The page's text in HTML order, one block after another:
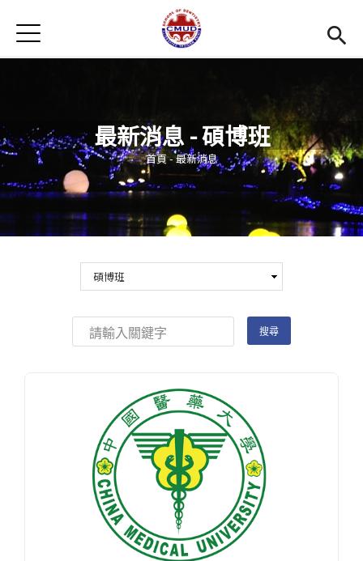
首頁
招生訊息
Open
系所簡介
Open
教學環境
Open
學生專區
Jump to Navigation
Jump to Main content
最新消息 - 碩博班
您在這裡
首頁-最新消息